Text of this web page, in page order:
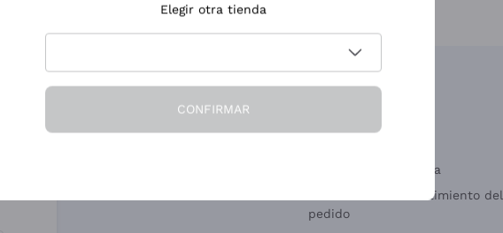
Condiciones de Venta
Formulario de desistimiento del
pedido
Elegir otra tienda
CONFIRMAR